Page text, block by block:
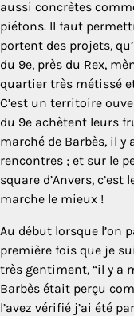
aussi concrètes
piétons. Il faut
portent des projets,
du 9e, près du Rex,
quartier très métissé
C’est un territoire
du 9e achètent leurs
marché de Barbès, il
rencontres ; et sur le
square d’Anvers,
marche le mieux !
Au début lorsque l’on
première fois que je
très gentiment, “il y a
Barbès était perçu
l’avez vérifié j’ai été